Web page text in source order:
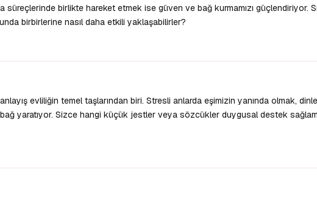
süreçlerinde birlikte hareket etmek ise güven ve bağ kurmamızı güçlendiriyor.
birbirlerine nasıl daha etkili yaklaşabilirler?
evliliğin temel taşlarından biri. Stresli anlarda eşimizin yanında olmak,
yaratıyor. Sizce hangi küçük jestler veya sözcükler duygusal destek